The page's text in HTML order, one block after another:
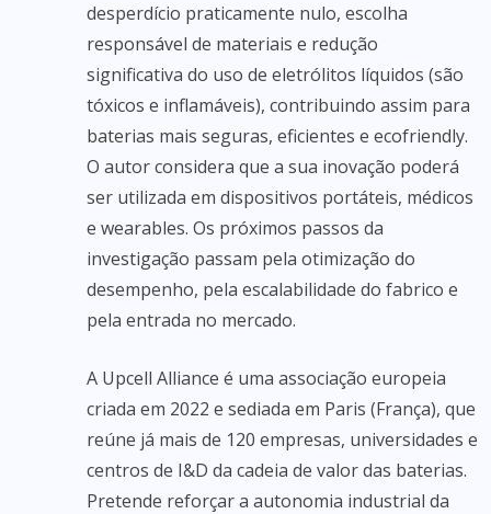
desperdício praticamente nulo, escolha
responsável de materiais e redução
significativa do uso de eletrólitos líquidos (são
tóxicos e inflamáveis), contribuindo assim para
baterias mais seguras, eficientes e ecofriendly.
O autor considera que a sua inovação poderá
ser utilizada em dispositivos portáteis, médicos
e wearables. Os próximos passos da
investigação passam pela otimização do
desempenho, pela escalabilidade do fabrico e
pela entrada no mercado.
A Upcell Alliance é uma associação europeia
criada em 2022 e sediada em Paris (França), que
reúne já mais de 120 empresas, universidades e
centros de I&D da cadeia de valor das baterias.
Pretende reforçar a autonomia industrial da